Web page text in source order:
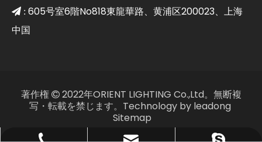
 : 605号室6階No818東龍華路、黄浦区200023、上海
中国
著作権 2022年ORIENT LIGHTING Co.,Ltd。無断複
写・転載を禁じます。Technology by leadong
Sitemap